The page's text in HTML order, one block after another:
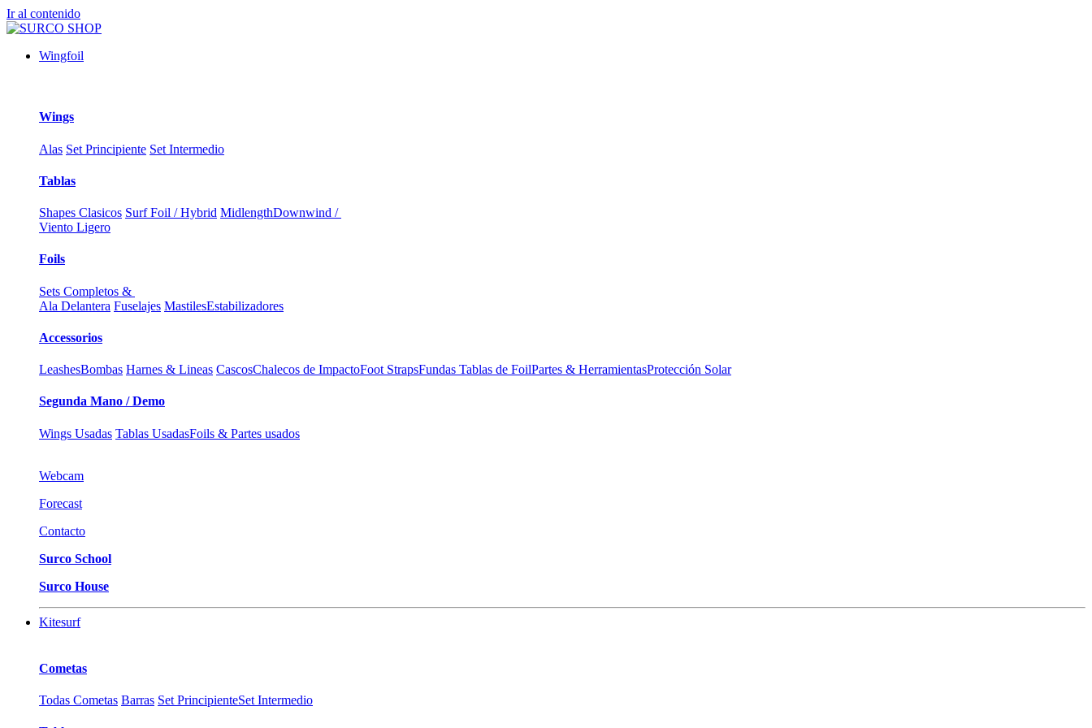
Ir al contenido
Wingfoil
Wings
Alas Set Principiente Set Intermedio
Tablas
Shapes Clasicos Surf Foil / Hybrid MidlengthDownwind /
Viento Ligero
Foils
Sets Completos &
Ala Delantera Fuselajes MastilesEstabilizadores
Accessorios
LeashesBombas Harnes & Lineas CascosChalecos de ImpactoFoot StrapsFundas Tablas de FoilPartes & HerramientasProtección Solar
Segunda Mano / Demo
Wings Usadas Tablas UsadasFoils & Partes usados
Webcam
Forecast
Contacto
Surco School
Surco House
Kitesurf
Cometas
Todas Cometas Barras Set PrincipienteSet Intermedio